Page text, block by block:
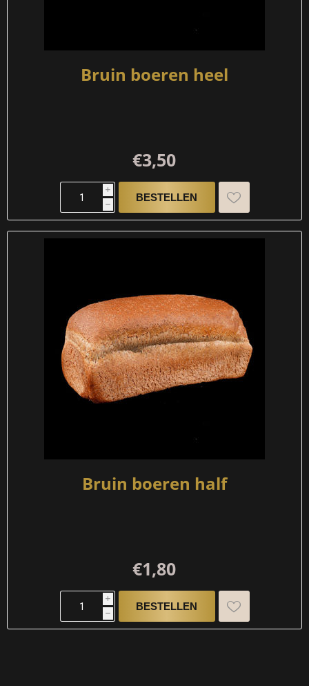
Bruin boeren heel
€3,50
i
h
Bruin boeren half
€1,80
i
h